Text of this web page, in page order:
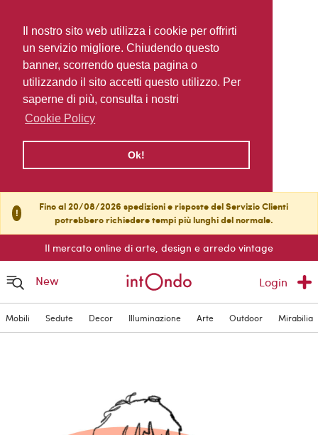
Il nostro sito web utilizza i cookie per offrirti
un servizio migliore. Chiudendo questo
banner, scorrendo questa pagina o
utilizzando il sito accetti questo utilizzo. Per
saperne di più, consulta i nostri
Cookie Policy
Ok!
!
Fino al 20/08/2026 spedizioni e risposte del Servizio Clienti
potrebbero richiedere tempi più lunghi del normale.
Il mercato online di arte, design e arredo vintage
New Login
Mobili Sedute Decor Illuminazione Arte Outdoor Mirabilia